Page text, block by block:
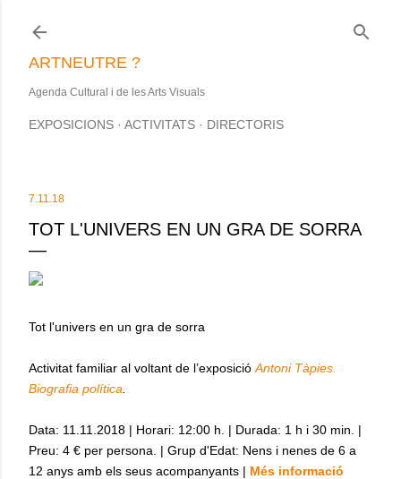
ARTNEUTRE ?
Agenda Cultural i de les Arts Visuals
EXPOSICIONS ACTIVITATS DIRECTORIS
7.11.18
TOT L'UNIVERS EN UN GRA DE SORRA
Tot l'univers en un gra de sorra
Activitat familiar al voltant de l’exposició Antoni Tàpies.
Biografia política
Data: 11.11.2018 | Horari: 12:00 h. | Durada: 1 h i 30 min. |
Preu: 4 € per persona. | Grup d'Edat: Nens i nenes de 6 a
12 anys amb els seus acompanyants | Més informació